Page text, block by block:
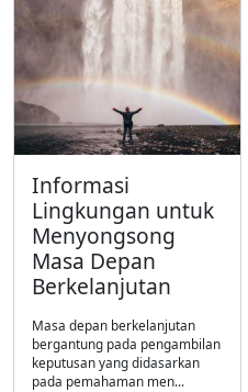
Informasi
Lingkungan untuk
Menyongsong
Masa Depan
Berkelanjutan
Masa depan berkelanjutan
bergantung pada pengambilan
keputusan yang didasarkan
pada pemahaman men...